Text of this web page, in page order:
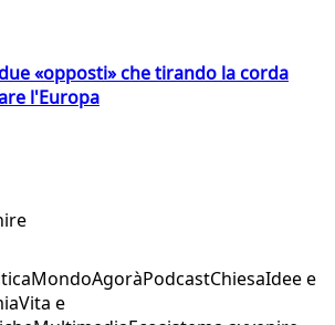
«opposti» che tirando la corda
l'Europa
MondoAgoràPodcastChiesaIdee e
Vita e